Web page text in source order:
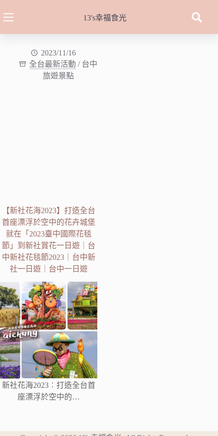
至
13's幸福食光
2023/11/16
全台最新活動 / 台中
旅遊景點
【新社花海2023】打造全台
首座漂浮於空中的花卉城堡
就在「2023臺中國際花毯
節」到新社賞花一日遊｜台
中新社花毯節2023｜台中新
社一日遊｜台中一日遊
新社花海2023︰打造全台首
座漂浮於空中的…